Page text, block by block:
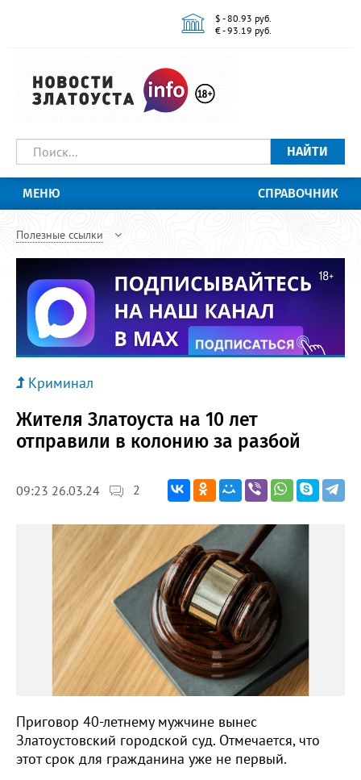
$ - 80.93 руб.
€ - 93.19 руб.
НАЙТИ
МЕНЮ СПРАВОЧНИК
Полезные ссылки
Криминал
Жителя Златоуста на 10 лет
отправили в колонию за разбой
09:23 26.03.24 2
Приговор 40-летнему мужчине вынес
Златоустовский городской суд. Отмечается, что
этот срок для гражданина уже не первый.